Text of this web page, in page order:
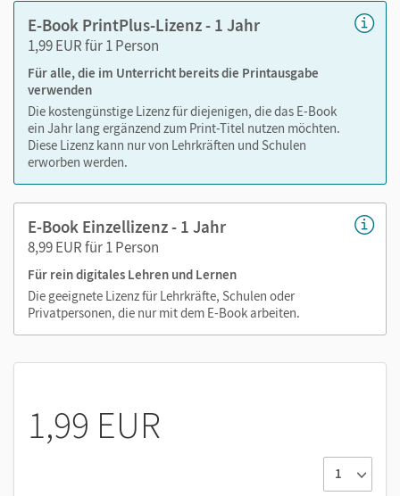
Lesezeichen hinzufügen
Zoomen
E-Book PrintPlus-Lizenz - 1 Jahr
1,99 EUR für 1 Person
Für alle, die im Unterricht bereits die Printausgabe
verwenden
Die kostengünstige Lizenz für diejenigen, die das E-Book
ein Jahr lang ergänzend zum Print-Titel nutzen möchten.
Diese Lizenz kann nur von Lehrkräften und Schulen
erworben werden.
E-Book Einzellizenz - 1 Jahr
8,99 EUR für 1 Person
Für rein digitales Lehren und Lernen
Die geeignete Lizenz für Lehrkräfte, Schulen oder
Privatpersonen, die nur mit dem E-Book arbeiten.
1,99 EUR